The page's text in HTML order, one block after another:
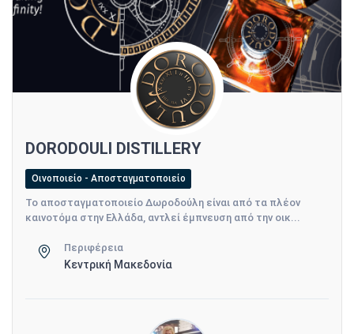
DORODOULI DISTILLERY
Οινοποιείο - Αποσταγματοποιείο
Το αποσταγματοποιείο Δωροδούλη είναι από τα πλέον
καινοτόμα στην Ελλάδα, αντλεί έμπνευση από την οικ...
Περιφέρεια
Κεντρική Μακεδονία